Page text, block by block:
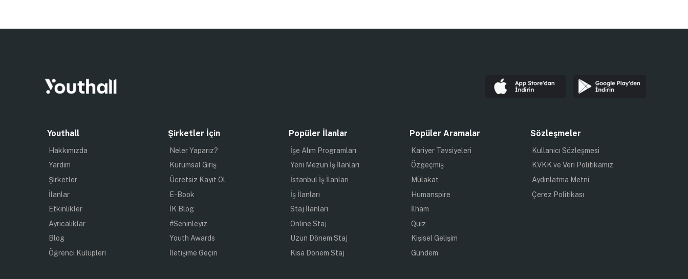
Youthall
Hakkımızda
Yardım
Şirketler
İlanlar
Etkinlikler
Ayrıcalıklar
Blog
Öğrenci Kulüpleri
Şirketler İçin
Neler Yaparız?
Kurumsal Giriş
Ücretsiz Kayıt Ol
E-Book
İK Blog
#Seninleyiz
Youth Awards
İletişime Geçin
Popüler İlanlar
İşe Alım Programları
Yeni Mezun İş İlanları
İstanbul İş İlanları
İş İlanları
Staj İlanları
Online Staj
Uzun Dönem Staj
Kısa Dönem Staj
Popüler Aramalar
Kariyer Tavsiyeleri
Özgeçmiş
Mülakat
Humanspire
İlham
Quiz
Kişisel Gelişim
Gündem
Sözleşmeler
Kullanıcı Sözleşmesi
KVKK ve Veri Politikamız
Aydınlatma Metni
Çerez Politikası